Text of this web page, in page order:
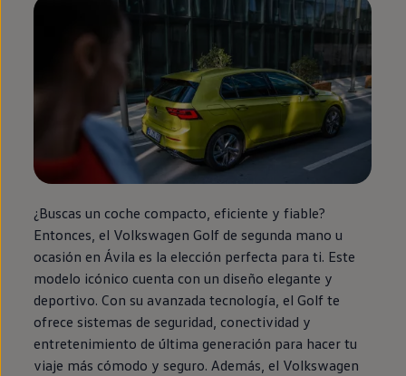
¿Buscas un coche compacto, eficiente y fiable?
Entonces, el Volkswagen Golf de segunda mano u
ocasión en Ávila es la elección perfecta para ti. Este
modelo icónico cuenta con un diseño elegante y
deportivo. Con su avanzada tecnología, el Golf te
ofrece sistemas de seguridad, conectividad y
entretenimiento de última generación para hacer tu
viaje más cómodo y seguro. Además, el Volkswagen